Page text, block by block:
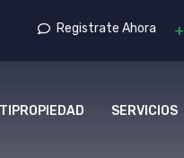
Registrate Ahora +
SERVICIOS